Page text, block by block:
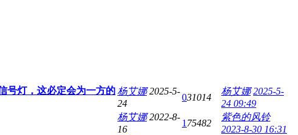
号灯，这必定会为一方的杨艾娜 2025-5-
24
031014
杨艾娜 2025-5-
24 09:49
杨艾娜 2022-8-
16
1 75482
紫色的风铃
2023-8-30 16:31